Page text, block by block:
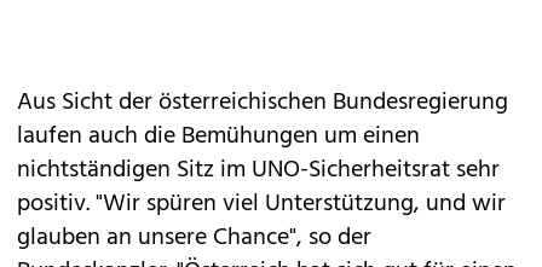
Aus Sicht der österreichischen Bundesregierung
laufen auch die Bemühungen um einen
nichtständigen Sitz im UNO-Sicherheitsrat sehr
positiv. "Wir spüren viel Unterstützung, und wir
glauben an unsere Chance", so der